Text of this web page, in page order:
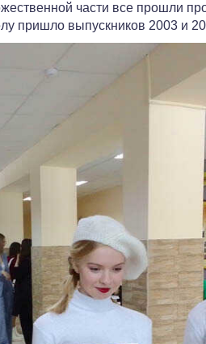
части все прошли
пришло выпускников 2003 и